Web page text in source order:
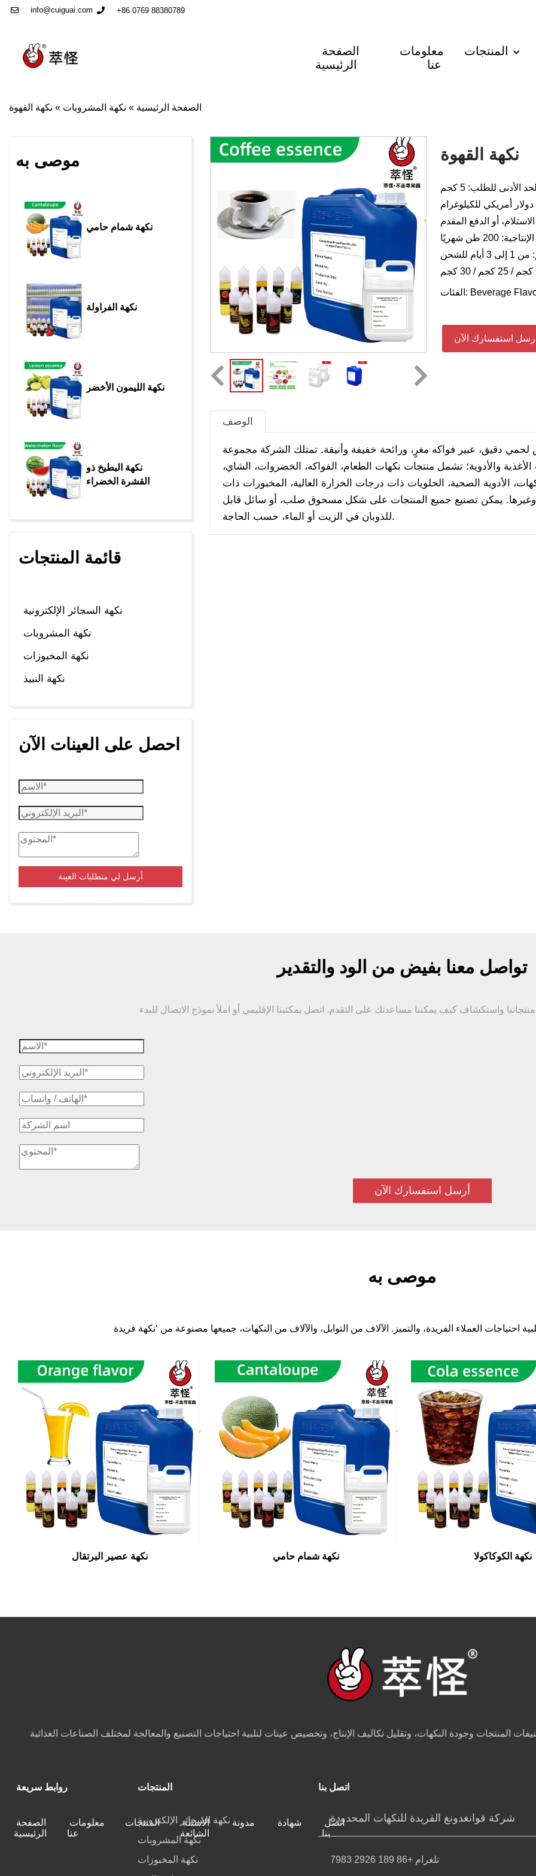
info@cuiguai.com +86 0769 88380789
الصفحة
الرئيسية
معلومات
عنا
المنتجات
الصفحة الرئيسية » نكهة المشروبات » نكهة القهوة
موصى به
نكهة شمام حامي
نكهة الفراولة
نكهة الليمون الأخضر
نكهة البطيخ ذو
القشرة الخضراء
قائمة المنتجات
نكهة السجائر الإلكترونية
نكهة المشروبات
نكهة المخبوزات
نكهة النبيذ
احصل على العينات الآن
أرسل لي متطلبات العينة
نكهة القهوة
الحد الأدنى للطلب: 5 كجم
أو الدفع المقدم
200 طن شهريًا
للشحن
الفئات: Beverage
أرسل استفسارك الآن
الوصف
دقيق، عبير فواكه مغرٍ، ورائحة خفيفة وأنيقة. تمتلك الشركة مجموعة
والأدوية؛ تشمل منتجات نكهات الطعام، الفواكه، الخضروات، الشاي،
الأدوية الصحية، الحلويات ذات درجات الحرارة العالية، المخبوزات ذات
وغيرها. يمكن تصنيع جميع المنتجات على شكل مسحوق صلب، أو سائل قابل
للذوبان في الزيت أو الماء، حسب الحاجة.
تواصل معنا بفيض من الود والتقدير
أرسل استفسارك الآن
موصى به
نكهة عصير البرتقال نكهة شمام حامي نكهة الكوكاكولا
روابط سريعة
الصفحة
الرئيسية
معلومات
عنا
المنتجات
الأسئلة
الشائعة
مدونة شهادة
اتصل
بنا
المنتجات
نكهة السجائر الإلكترونية
نكهة المشروبات
نكهة المخبوزات
اتصل بنا
شركة قوانغدونغ الفريدة للنكهات المحدودة
تلغرام +86 189 2926 7983